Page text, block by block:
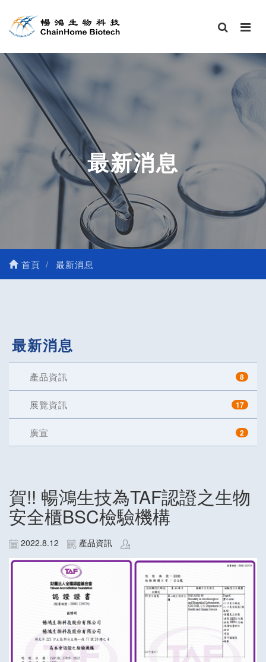
最新消息
首頁 最新消息
最新消息
產品資訊 8
展覽資訊 17
廣宣 2
賀!! 暢鴻生技為TAF認證之生物
安全櫃BSC檢驗機構
2022.8.12 產品資訊